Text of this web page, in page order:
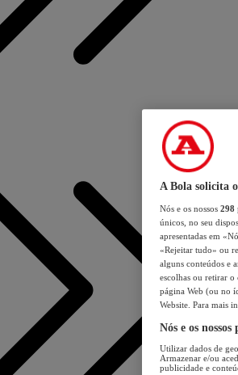
A Bola solicita
Nós e os nossos 298
únicos, no seu
apresentadas em
«Rejeitar tudo» ou
alguns conteúdos e
escolhas ou retirar
página Web (ou no
Website. Para mais
Nós e os
Utilizar dados de
Armazenar e/ou
publicidade e